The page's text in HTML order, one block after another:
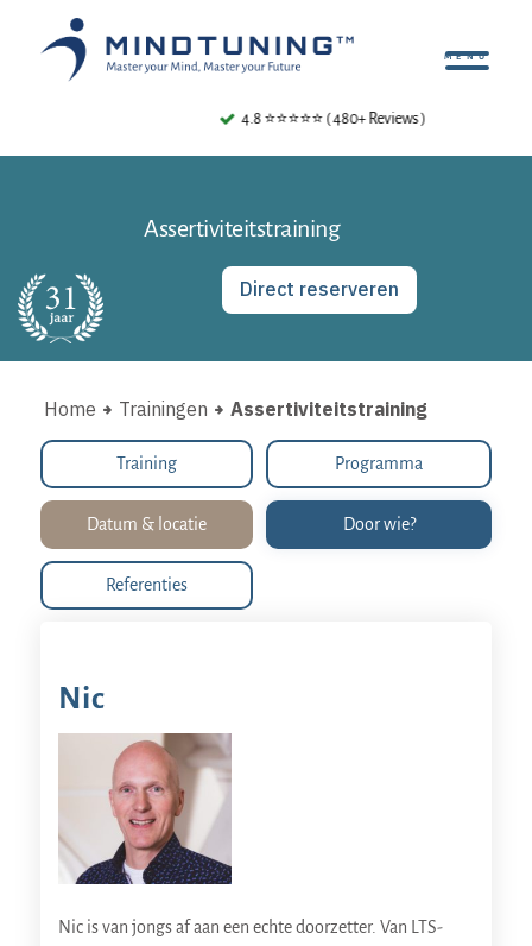
4.8 ⭐⭐⭐⭐⭐ ( 480+ Reviews )
Assertiviteitstraining
Direct reserveren
Home Trainingen Assertiviteitstraining
Training Programma
Datum & locatie Door wie?
Referenties
Nic
Nic is van jongs af aan een echte doorzetter. Van LTS-